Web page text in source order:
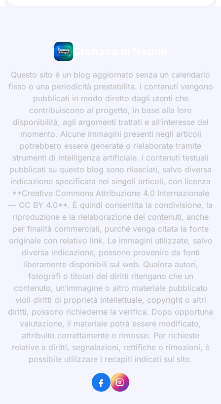
Cronaca di Napoli
Questo sito è un blog aggiornato senza un calendario
fisso o una periodicità prestabilita. I contenuti vengono
pubblicati in modo diretto dagli utenti che
contribuiscono al progetto, in base alla loro
disponibilità, agli argomenti trattati e all’interesse del
momento. Alcune immagini presenti negli articoli
potrebbero essere generate o rielaborate tramite
strumenti di intelligenza artificiale. I contenuti testuali
pubblicati su questo blog sono rilasciati, salvo diversa
indicazione specificata nei singoli articoli, con licenza
**Creative Commons Attribuzione 4.0 Internazionale
— CC BY 4.0**. È quindi consentita la condivisione, la
riproduzione e la rielaborazione dei contenuti, anche
per finalità commerciali, purché venga citata la fonte
originale con relativo link. Le immagini utilizzate, salvo
diversa indicazione, possono provenire da fonti
liberamente disponibili sul web. Qualora autori,
fotografi o titolari dei diritti ritengano che un
contenuto, un’immagine o altro materiale pubblicato
violi diritti di proprietà intellettuale, copyright o altri
diritti, possono richiederne la verifica. Dopo opportuna
valutazione, il materiale potrà essere modificato,
attribuito correttamente o rimosso. Per richieste
relative a diritti, segnalazioni, rettifiche o rimozioni, è
possibile utilizzare i recapiti indicati sul sito.